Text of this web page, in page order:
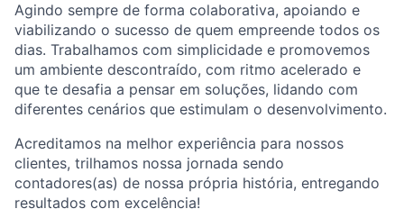
Agindo sempre de forma colaborativa, apoiando e
viabilizando o sucesso de quem empreende todos os
dias. Trabalhamos com simplicidade e promovemos
um ambiente descontraído, com ritmo acelerado e
que te desafia a pensar em soluções, lidando com
diferentes cenários que estimulam o desenvolvimento.
Acreditamos na melhor experiência para nossos
clientes, trilhamos nossa jornada sendo
contadores(as) de nossa própria história, entregando
resultados com excelência!